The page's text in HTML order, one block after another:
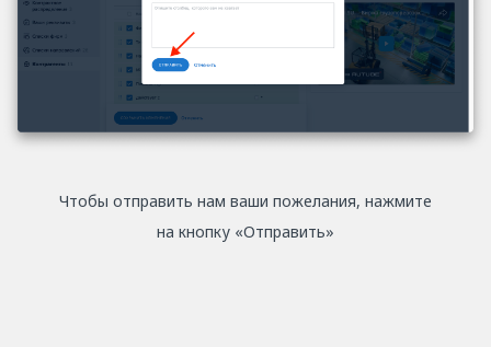
Чтобы отправить нам ваши пожелания, нажмите
на кнопку «Отправить»